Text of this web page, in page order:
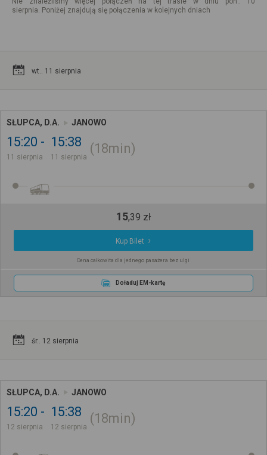
sierpnia. Poniżej znajdują się połączenia w kolejnych dniach
wt.. 11 sierpnia
SŁUPCA, D.A. JANOWO
15:20
11 sierpnia
15:38
11 sierpnia
18min
15,39 zł
Kup Bilet
Cena całkowita dla jednego pasażera bez ulgi
Doładuj EM-kartę
śr.. 12 sierpnia
SŁUPCA, D.A. JANOWO
15:20
12 sierpnia
15:38
12 sierpnia
18min